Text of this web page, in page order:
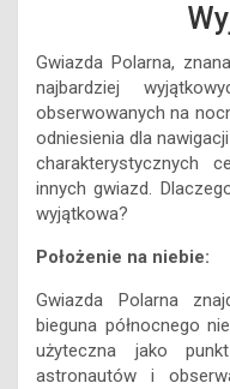
Gwiazda Polarna,
najbardziej
obserwowanych na
odniesienia dla
charakterystycznych
innych gwiazd.
wyjątkowa?
Położenie na niebie:
Gwiazda Polarna
bieguna północnego
użyteczna jako
astronautów i